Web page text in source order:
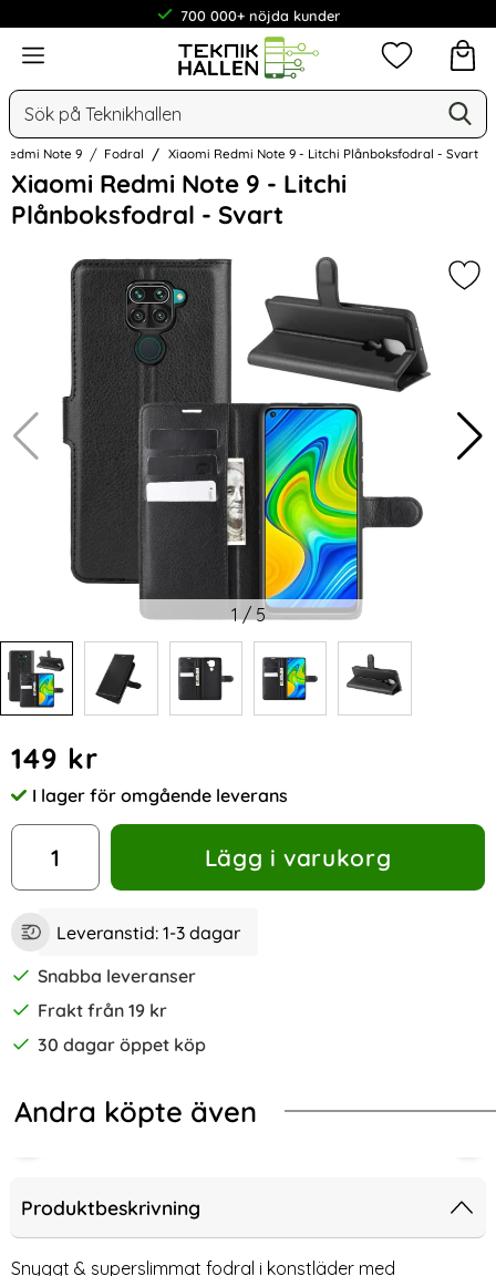
700 000+ nöjda kunder
Meny
Sök
Mina
Redmi Note 9 Fodral Xiaomi Redmi Note 9 - Litchi Plånboksfodral - Svart
Xiaomi Redmi Note 9 - Litchi
Plånboksfodral - Svart
Hoppa
över
Bilder
1/5
pris
149 kr
Tillgänglighet:
I lager för omgående leverans
antal
Lägg i varukorg
Leveranstid: 1-3 dagar
Snabba leveranser
Frakt från 19 kr
30 dagar öppet köp
Andra köpte även
Redmi Note 9 - Litchi Plånboksfodral - Grön
Xiaomi Redmi Note 9 - Litchi
Produktbeskrivning
Snyggt & superslimmat fodral i konstläder med